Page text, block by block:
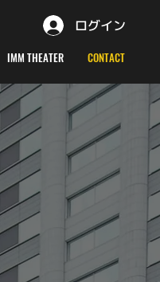
ログイン
IMM THEATER CONTACT